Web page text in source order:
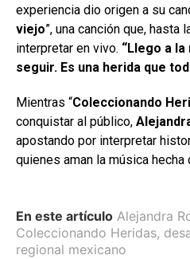
experiencia dio origen a su
viejo”, una canción que, hasta
interpretar en vivo. “Llego a la
seguir. Es una herida que
Mientras “Coleccionando
conquistar al público,
apostando por interpretar
quienes aman la música
En este artículo Alejandra
Coleccionando Heridas,
regional mexicano